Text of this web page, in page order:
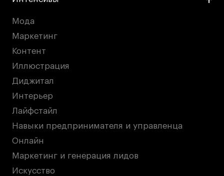
Мода
Маркетинг
Контент
Иллюстрация
Диджитал
Интерьер
Лайфстайл
Навыки предпринимателя и управленца
Онлайн
Маркетинг и генерация лидов
Искусство